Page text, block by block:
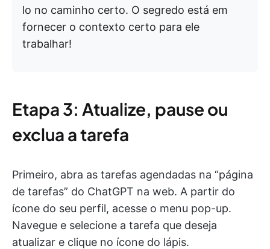
lo no caminho certo. O segredo está em
fornecer o contexto certo para ele
trabalhar!
Etapa 3: Atualize, pause ou
exclua a tarefa
Primeiro, abra as tarefas agendadas na “página
de tarefas” do ChatGPT na web. A partir do
ícone do seu perfil, acesse o menu pop-up.
Navegue e selecione a tarefa que deseja
atualizar e clique no ícone do lápis.